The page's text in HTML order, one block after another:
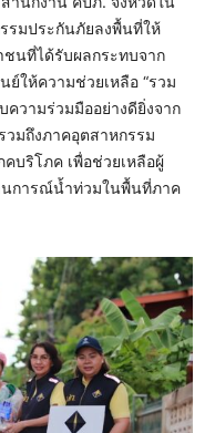
รมประกันภัยลงพื้นที่ให้
นที่ได้รับผลกระทบจาก
ย์ให้ความช่วยเหลือ “รวม
ความร่วมมืออย่างดียิ่งจาก
มถึงภาคอุตสาหกรรม
บริโภค เพื่อช่วยเหลือผู้
นการณ์น้ำท่วมในพื้นที่ภาค